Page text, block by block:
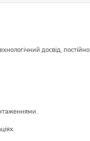
досвід, постійно